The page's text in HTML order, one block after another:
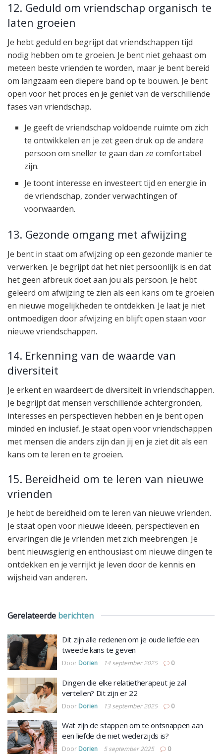
12. Geduld om vriendschap organisch te
laten groeien
Je hebt geduld en begrijpt dat vriendschappen tijd
nodig hebben om te groeien. Je bent niet gehaast om
meteen beste vrienden te worden, maar je bent bereid
om langzaam een diepere band op te bouwen. Je bent
open voor het proces en je geniet van de verschillende
fases van vriendschap.
Je geeft de vriendschap voldoende ruimte om zich
te ontwikkelen en je zet geen druk op de andere
persoon om sneller te gaan dan ze comfortabel
zijn.
Je toont interesse en investeert tijd en energie in
de vriendschap, zonder verwachtingen of
voorwaarden.
13. Gezonde omgang met afwijzing
Je bent in staat om afwijzing op een gezonde manier te
verwerken. Je begrijpt dat het niet persoonlijk is en dat
het geen afbreuk doet aan jou als persoon. Je hebt
geleerd om afwijzing te zien als een kans om te groeien
en nieuwe mogelijkheden te ontdekken. Je laat je niet
ontmoedigen door afwijzing en blijft open staan voor
nieuwe vriendschappen.
14. Erkenning van de waarde van
diversiteit
Je erkent en waardeert de diversiteit in vriendschappen.
Je begrijpt dat mensen verschillende achtergronden,
interesses en perspectieven hebben en je bent open
minded en inclusief. Je staat open voor vriendschappen
met mensen die anders zijn dan jij en je ziet dit als een
kans om te leren en te groeien.
15. Bereidheid om te leren van nieuwe
vrienden
Je hebt de bereidheid om te leren van nieuwe vrienden.
Je staat open voor nieuwe ideeën, perspectieven en
ervaringen die je vrienden met zich meebrengen. Je
bent nieuwsgierig en enthousiast om nieuwe dingen te
ontdekken en je verrijkt je leven door de kennis en
wijsheid van anderen.
Gerelateerde berichten
Dit zijn alle redenen om je oude liefde een
tweede kans te geven
Door Dorien 14 september 2025 0
Dingen die elke relatietherapeut je zal
vertellen? Dit zijn er 22
Door Dorien 13 september 2025 0
Wat zijn de stappen om te ontsnappen aan
een liefde die niet wederzijds is?
Door Dorien 5 september 2025 0